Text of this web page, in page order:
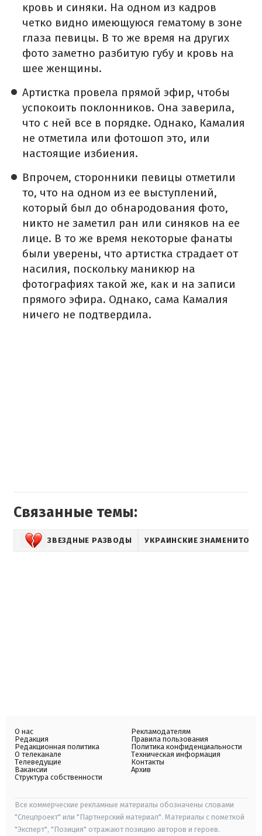
кровь и синяки. На одном из кадров
четко видно имеющуюся гематому в зоне
глаза певицы. В то же время на других
фото заметно разбитую губу и кровь на
шее женщины.
Артистка провела прямой эфир, чтобы
успокоить поклонников. Она заверила,
что с ней все в порядке. Однако, Камалия
не отметила или фотошоп это, или
настоящие избиения.
Впрочем, сторонники певицы отметили
то, что на одном из ее выступлений,
который был до обнародования фото,
никто не заметил ран или синяков на ее
лице. В то же время некоторые фанаты
были уверены, что артистка страдает от
насилия, поскольку маникюр на
фотографиях такой же, как и на записи
прямого эфира. Однако, сама Камалия
ничего не подтвердила.
Связанные темы:
ЗВЕЗДНЫЕ РАЗВОДЫ УКРАИНСКИЕ
О нас
Редакция
Редакционная политика
О телеканале
Телеведущие
Вакансии
Структура собственности
Рекламодателям
Правила пользования
Политика конфиденциальности
Техническая информация
Контакты
Архив
Все коммерческие рекламные материалы обозначены словами
"Спецпроект" или "Партнерский материал". Материалы с пометкой
"Эксперт", "Позиция" отражают позицию авторов и героев.